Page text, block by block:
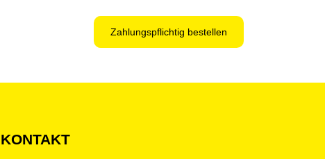
KONTAKT